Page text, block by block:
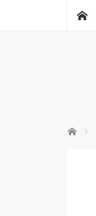
ホーム